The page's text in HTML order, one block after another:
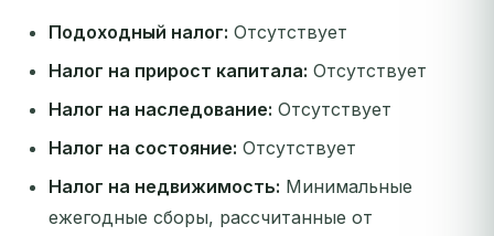
Подоходный налог: Отсутствует
Налог на прирост капитала: Отсутствует
Налог на наследование: Отсутствует
Налог на состояние: Отсутствует
Налог на недвижимость: Минимальные
ежегодные сборы, рассчитанные от